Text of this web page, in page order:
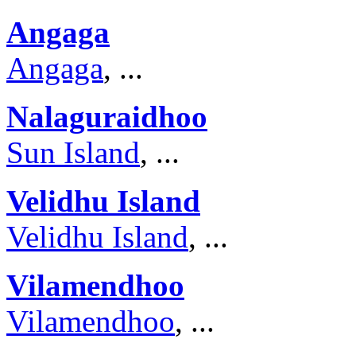
Angaga
Angaga, ...
Nalaguraidhoo
Sun Island, ...
Velidhu Island
Velidhu Island, ...
Vilamendhoo
Vilamendhoo, ...